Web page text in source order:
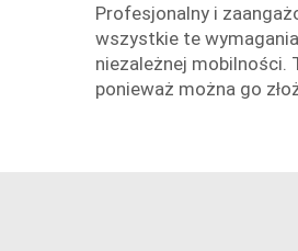
Profesjonalny i
wszystkie te
niezależnej mobilności.
ponieważ można go